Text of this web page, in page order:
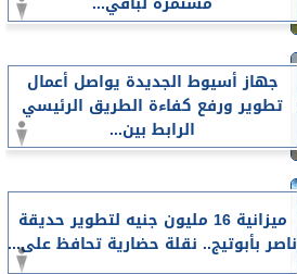
جهاز أسيوط الجديدة يواصل أعمال
تطوير ورفع كفاءة الطريق الرئيسي
الرابط بين...
ميزانية 16 مليون جنيه لتطوير حديقة
ناصر بأبوتيج.. نقلة حضارية تحافظ على...